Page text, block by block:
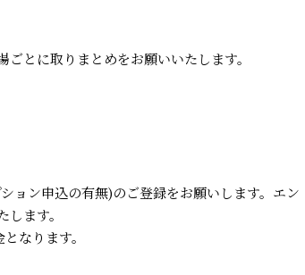
とに取りまとめをお願いいたします。
ョン申込の有無)のご登録をお願いします。エン
ます。
なります。